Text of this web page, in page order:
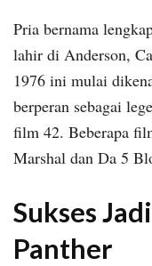
Pria bernama
lahir di Anderson,
1976 ini mulai
berperan sebagai
film 42. Beberapa
Marshal dan Da 5
Sukses
Panther